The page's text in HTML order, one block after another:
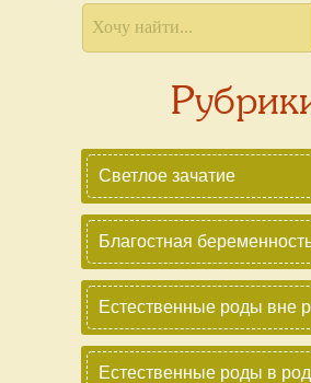
Светлое зачатие
Благостная
Естественные роды вне
Естественные роды в